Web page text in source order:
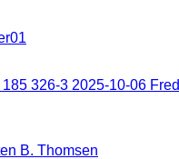
326-3 2025-10-06
B. Thomsen